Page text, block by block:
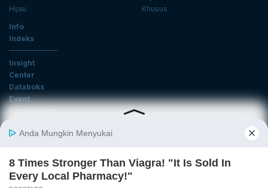
Hijau
Khusus
Info
Indeks
Insight
Center
Databoks
Event
KatadataOto
Email
Daftar